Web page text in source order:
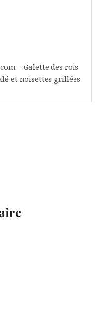
– Galette des rois
et noisettes grillées